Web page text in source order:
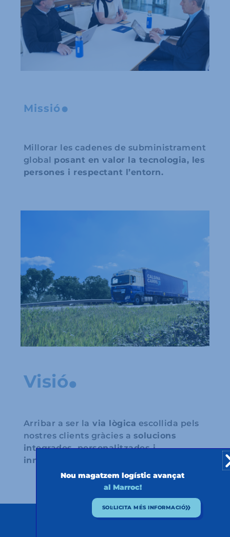
Missió .
Millorar les cadenes de subministrament
global posant en valor la tecnologia, les
persones i respectant l’entorn.
Visió.
Arribar a ser la via lògica escollida pels
nostres clients gràcies a solucions
integrades, personalitzades i
innovadores.
Nou magatzem logístic avançat
al Marroc!
SOL·LICITA MÉS INFORMACIÓ